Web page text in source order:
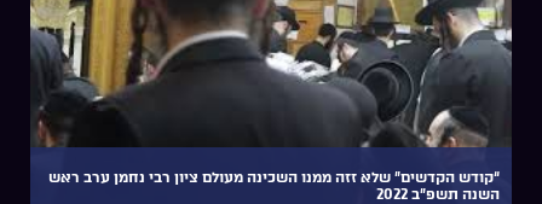
“קודש הקדשים” שלא זזה ממנו השכינה מעולם ציון רבי נחמן ערב ראש
השנה תשפ”ב 2022